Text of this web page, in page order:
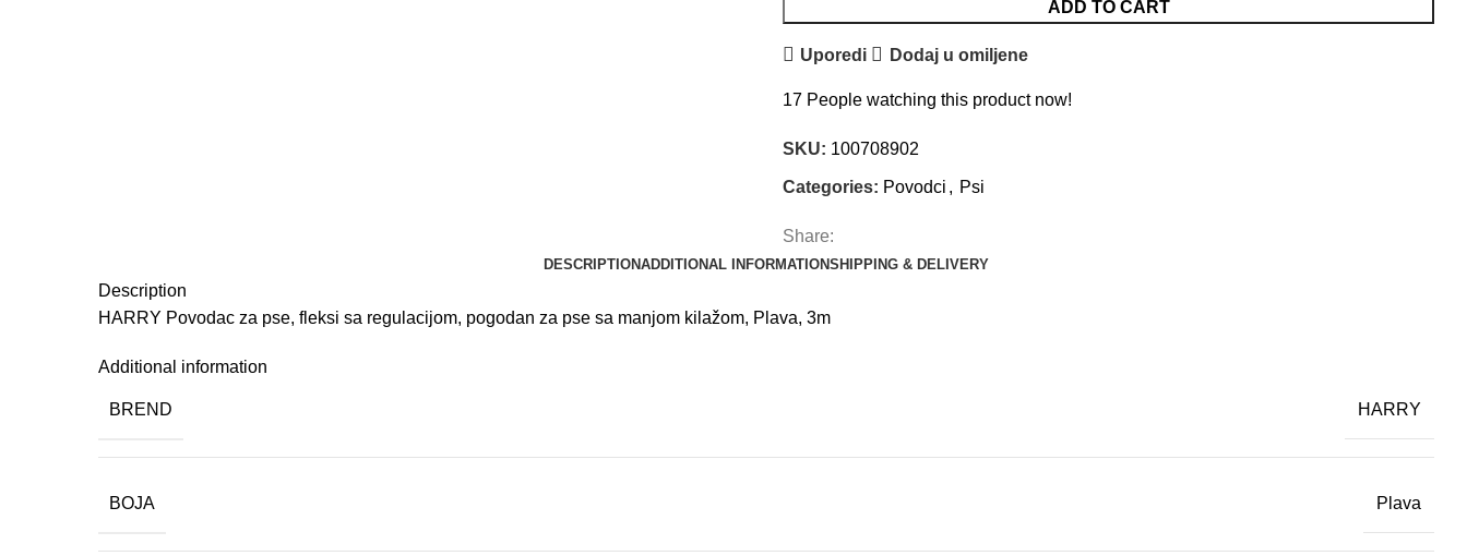
ADD TO CART
Uporedi Dodaj u omiljene
17 People watching this product now!
SKU: 100708902
Categories: Povodci , Psi
Share:
DESCRIPTIONADDITIONAL INFORMATIONSHIPPING & DELIVERY
Description
HARRY Povodac za pse, fleksi sa regulacijom, pogodan za pse sa manjom kilažom, Plava, 3m
Additional information
BREND HARRY
BOJA Plava